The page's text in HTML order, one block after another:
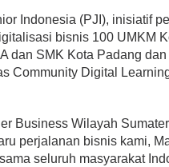
Indonesia (PJI), inisiatif
bisnis 100 UMKM
dan SMK Kota Padang
Community Digital
Business Wilayah
perjalanan bisnis kami,
seluruh masyarakat